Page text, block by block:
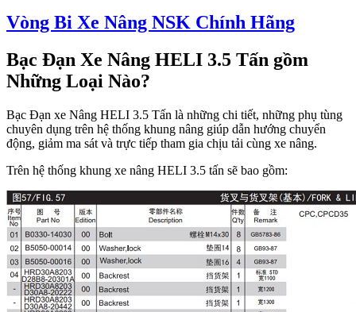
Vòng Bi Xe Nâng NSK Chính Hãng
Bạc Đạn Xe Nâng HELI 3.5 Tấn gồm
Những Loại Nào?
Bạc Đạn xe Nâng HELI 3.5 Tấn là những chi tiết, những phụ tùng
chuyên dụng trên hệ thống khung nâng giúp dẫn hướng chuyển
động, giảm ma sát và trực tiếp tham gia chịu tải cùng xe nâng.
Trên hệ thống khung xe nâng HELI 3.5 tấn sẽ bao gồm: